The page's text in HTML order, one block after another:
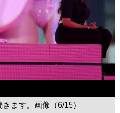
ます。画像（6/15）